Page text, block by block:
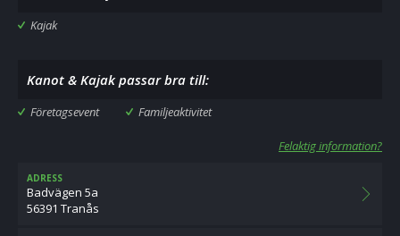
Kajak
Kanot & Kajak passar bra till:
Företagsevent Familjeaktivitet
Felaktig information?
ADRESS
Badvägen 5a
56391 Tranås